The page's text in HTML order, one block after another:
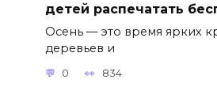
детей распечатать
Осень — это время ярких
деревьев и
0 834